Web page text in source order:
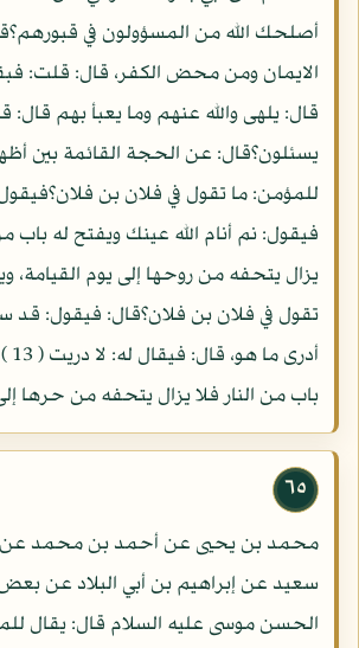
أصلحك الله من المسؤولون في
الايمان ومن محض الكفر، قال: قلت:
قال: يلهى والله عنهم وما يعبأ بهم قال:
يسئلون؟قال: عن الحجة القائمة بين
للمؤمن: ما تقول في فلان بن
فيقول: نم أنام الله عينك ويفتح له باب
يزال يتحفه من روحها إلى يوم القيامة،
تقول في فلان بن فلان؟قال: فيقول: قد
باب من النار فلا يزال يتحفه من حرها
٦٥
محمد بن يحيى عن أحمد بن محمد
سعيد عن إبراهيم بن أبي البلاد عن
الحسن موسى عليه السلام قال: يقال